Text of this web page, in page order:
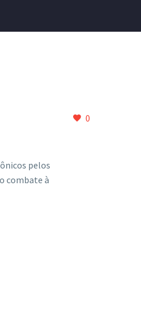
0
pelos
combate à